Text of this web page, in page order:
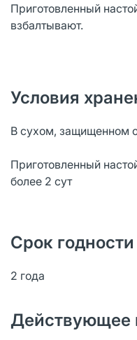
Приготовленный
взбалтывают.
Условия
В сухом, защищенном
Приготовленный
более 2 сут
Срок годности
2 года
Действующее